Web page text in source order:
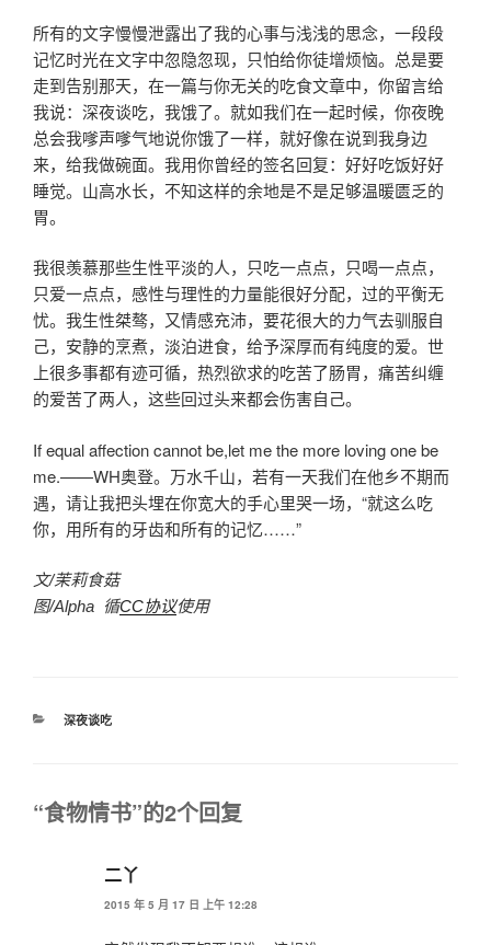
所有的文字慢慢泄露出了我的心事与浅浅的思念，一段段
记忆时光在文字中忽隐忽现，只怕给你徒增烦恼。总是要
走到告别那天，在一篇与你无关的吃食文章中，你留言给
我说：深夜谈吃，我饿了。就如我们在一起时候，你夜晚
总会我嗲声嗲气地说你饿了一样，就好像在说到我身边
来，给我做碗面。我用你曾经的签名回复：好好吃饭好好
睡觉。山高水长，不知这样的余地是不是足够温暖匮乏的
胃。
我很羡慕那些生性平淡的人，只吃一点点，只喝一点点，
只爱一点点，感性与理性的力量能很好分配，过的平衡无
忧。我生性桀骜，又情感充沛，要花很大的力气去驯服自
己，安静的烹煮，淡泊进食，给予深厚而有纯度的爱。世
上很多事都有迹可循，热烈欲求的吃苦了肠胃，痛苦纠缠
的爱苦了两人，这些回过头来都会伤害自己。
If equal affection cannot be,let me the more loving one be
me.——WH奥登。万水千山，若有一天我们在他乡不期而
遇，请让我把头埋在你宽大的手心里哭一场，“就这么吃
你，用所有的牙齿和所有的记忆……”
文/茉莉食菇
图/Alpha 循CC协议使用
分
深夜谈吃
“食物情书”的2个回复
二丫
2015 年 5 月 17 日 上午 12:28